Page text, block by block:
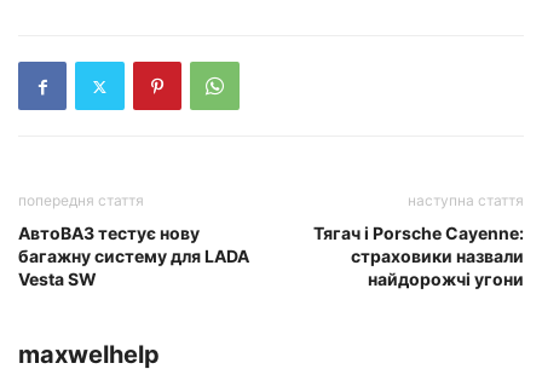
попередня стаття
АвтоВАЗ тестує нову
багажну систему для LADA
Vesta SW
наступна стаття
Тягач і Porsche Cayenne:
страховики назвали
найдорожчі угони
maxwelhelp